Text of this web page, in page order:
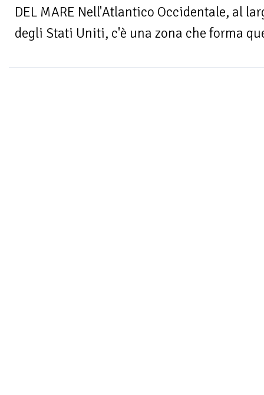
DEL MARE Nell'Atlantico Occidentale, al
degli Stati Uniti, c'è una zona che forma